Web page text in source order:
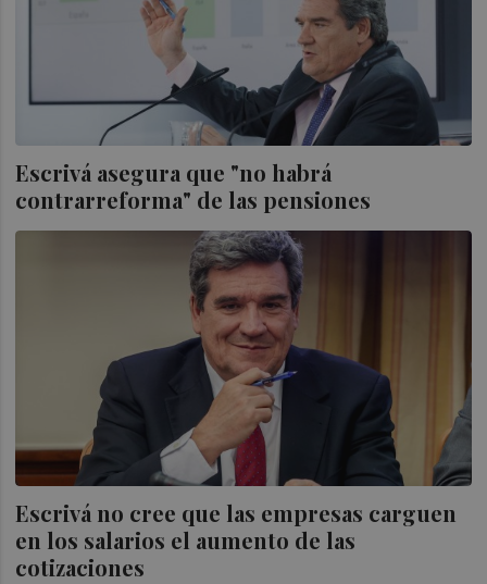
Escrivá asegura que "no habrá
contrarreforma" de las pensiones
Escrivá no cree que las empresas carguen
en los salarios el aumento de las
cotizaciones